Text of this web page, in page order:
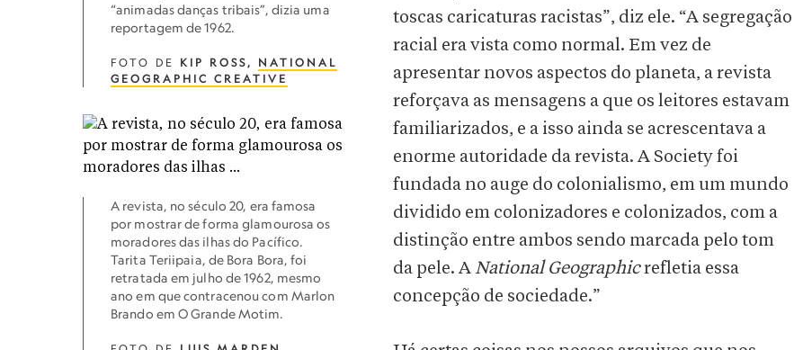
“animadas danças tribais”, dizia uma
reportagem de 1962.
FOTO DE KIP ROSS, NATIONAL
GEOGRAPHIC CREATIVE
A revista, no século 20, era famosa
por mostrar de forma glamourosa os
moradores das ilhas do Pacífico.
Tarita Teriipaia, de Bora Bora, foi
retratada em julho de 1962, mesmo
ano em que contracenou com Marlon
Brando em O Grande Motim.
toscas caricaturas racistas”, diz ele. “A segregação
racial era vista como normal. Em vez de
apresentar novos aspectos do planeta, a revista
reforçava as mensagens a que os leitores estavam
familiarizados, e a isso ainda se acrescentava a
enorme autoridade da revista. A Society foi
fundada no auge do colonialismo, em um mundo
dividido em colonizadores e colonizados, com a
distinção entre ambos sendo marcada pelo tom
da pele. ANational Geographicrefletia essa
concepção de sociedade.”